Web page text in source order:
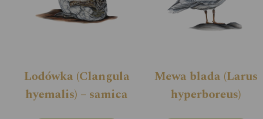
Lodówka (Clangula
hyemalis) – samica
Mewa blada (Larus
hyperboreus)